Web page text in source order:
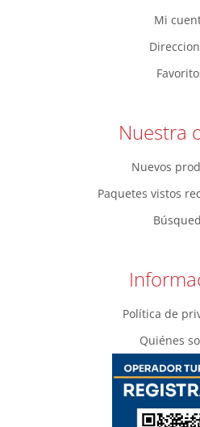
Mi
Nuestra
Nuevos
Paquetes vistos
Política de
Quiénes